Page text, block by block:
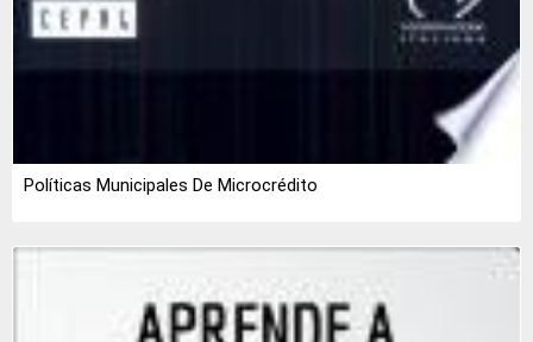
Políticas Municipales De Microcrédito